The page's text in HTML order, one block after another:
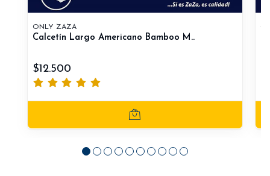
ONLY ZAZA
Calcetín Largo Americano Bamboo M..
$12.500